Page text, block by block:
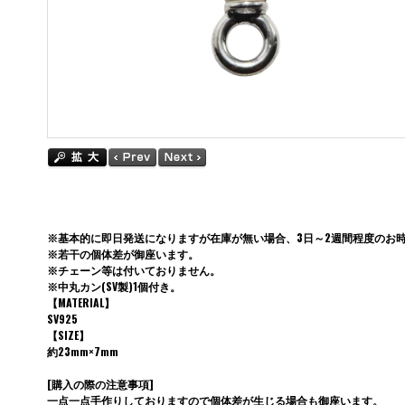
※基本的に即日発送になりますが在庫が無い場合、3日～2週間程度のお
※若干の個体差が御座います。
※チェーン等は付いておりません。
※中丸カン(SV製)1個付き。
【MATERIAL】
SV925
【SIZE】
約23mm×7mm
[購入の際の注意事項]
一点一点手作りしておりますので個体差が生じる場合も御座います。